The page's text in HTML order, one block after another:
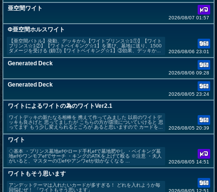
亜空間ワイト
2026/08/07 01:57
Φ亜空間ホルスワイト
【亜空間バトル】発動、デッキから【ワイトプリンス☆1①】【ワイト
プリンス☆1②】【ワイトベイキング☆1】を選び、墓地に送り、1500
ダメージを受ける (鎖①)【ワイトベイキング☆1】③効果、デッキか...
2026/08/06 23:01
Generated Deck
2026/08/06 09:28
Generated Deck
2026/08/05 23:24
ワイトによるワイトの為のワイトVer2.1
ワイトデッキの新たなる相棒を 携えて作ってみました 以前のワイトデ
ッキも良さげと 思ってましたが こちらの方が環境についていけると 思
ってます もう少し変えられるところが あると思いますので カードを...
2026/08/05 20:39
ワイト
◇基本 ・プリンス墓地efやロード手札efで墓地肥やし ・ベイキング墓
地efやワンモアefでサーチ ・キングのATKを上げて殴る ※注意 ・夫人
がいると、マスターの①efやアンワefが効かなくなる ...
2026/08/05 14:51
ワイトもそう思います
アンデットテーマは入れたいカードが多すぎる！ どれを入れようか毎
回悩むぜ！ 「ワイトもそう思います」
2026/08/05 12:51